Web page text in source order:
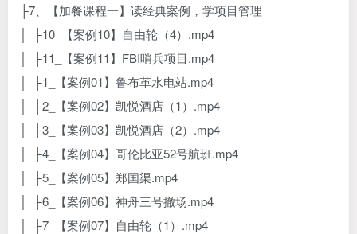
├7、【加餐课程一】读经典案例，学项目管理
│ ├10_【案例10】自由轮（4）.mp4
│ ├11_【案例11】FBI哨兵项目.mp4
│ ├1_【案例01】鲁布革水电站.mp4
│ ├2_【案例02】凯悦酒店（1）.mp4
│ ├3_【案例03】凯悦酒店（2）.mp4
│ ├4_【案例04】哥伦比亚52号航班.mp4
│ ├5_【案例05】郑国渠.mp4
│ ├6_【案例06】神舟三号撤场.mp4
│ ├7_【案例07】自由轮（1）.mp4